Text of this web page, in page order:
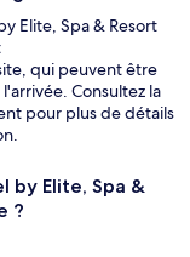
Elite, Spa & Resort
qui peuvent être
Consultez la
pour plus de détails
by Elite, Spa &
?